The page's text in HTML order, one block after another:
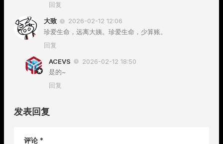
回复
大致
2026-02-12 12:06
珍爱生命，远离大姨。珍爱生命，少算账。
回复
ACEVS
2026-02-12 18:50
是的~
回复
发表回复
评论 *